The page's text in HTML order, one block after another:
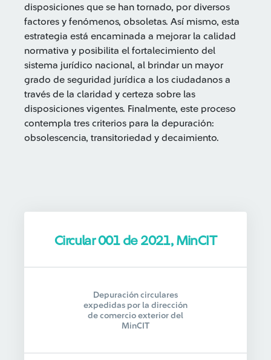
disposiciones que se han tornado, por diversos
factores y fenómenos, obsoletas. Así mismo, esta
estrategia está encaminada a mejorar la calidad
normativa y posibilita el fortalecimiento del
sistema jurídico nacional, al brindar un mayor
grado de seguridad jurídica a los ciudadanos a
través de la claridad y certeza sobre las
disposiciones vigentes. Finalmente, este proceso
contempla tres criterios para la depuración:
obsolescencia, transitoriedad y decaimiento.
Circular 001 de 2021, MinCIT
Depuración circulares
expedidas por la dirección
de comercio exterior del
MinCIT